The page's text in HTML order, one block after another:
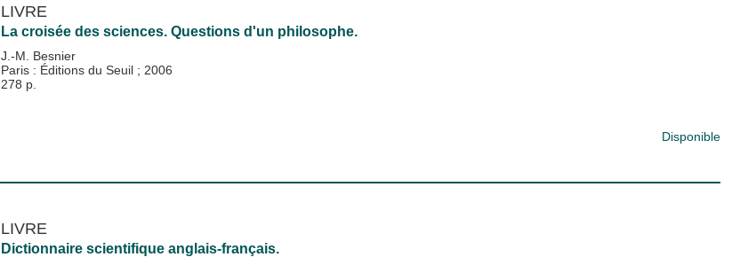
LIVRE
La croisée des sciences. Questions d'un philosophe.
J.-M. Besnier
Paris : Éditions du Seuil ; 2006
278 p.
Disponible
LIVRE
Dictionnaire scientifique anglais-français.